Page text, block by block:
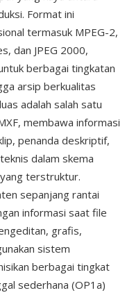
Format ini
termasuk MPEG-2,
dan JPEG 2000,
berbagai tingkatan
arsip berkualitas
adalah salah satu
membawa informasi
penanda deskriptif,
dalam skema
terstruktur.
sepanjang rantai
informasi saat file
grafis,
sistem
berbagai tingkat
sederhana (OP1a)